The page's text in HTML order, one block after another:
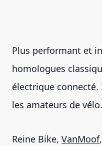
Plus performant et
homologues
électrique
les amateurs de vélo.
Reine Bike, VanMoof,